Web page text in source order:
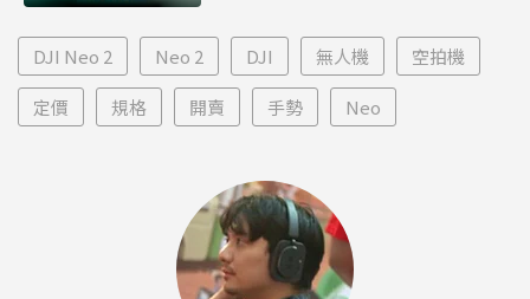
DJI Neo 2 Neo 2 DJI 無人機 空拍機
定價 規格 開賣 手勢 Neo